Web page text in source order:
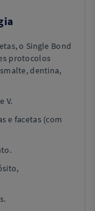
o Single Bond
protocolos
dentina,
V.
e facetas (com